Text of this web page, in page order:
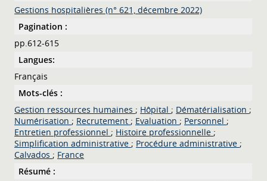
Gestions hospitalières (n° 621, décembre 2022)
Pagination :
pp.612-615
Langues:
Français
Mots-clés :
Gestion ressources humaines ; Hôpital ; Dématérialisation ;
Numérisation ; Recrutement ; Evaluation ; Personnel ;
Entretien professionnel ; Histoire professionnelle ;
Simplification administrative ; Procédure administrative ;
Calvados ; France
Résumé :